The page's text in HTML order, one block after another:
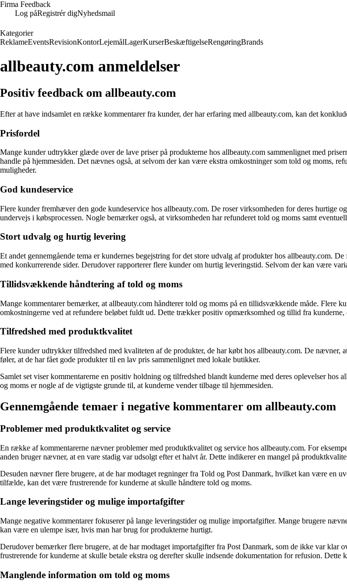
Firma Feedback
Log påRegistrér digNyhedsmail
Kategorier
ReklameEventsRevisionKontorLejemålLagerKurserBeskæftigelseRengøringBrands
allbeauty.com anmeldelser
Positiv feedback om allbeauty.com
Efter at have indsamlet en række kommentarer fra kunder, der har erfaring med allbeauty.com, kan det
Prisfordel
Mange kunder udtrykker glæde over de lave priser på produkterne hos allbeauty.com sammenlignet med
handle på hjemmesiden. Det nævnes også, at selvom der kan være ekstra omkostninger som told og moms,
muligheder.
God kundeservice
Flere kunder fremhæver den gode kundeservice hos allbeauty.com. De roser virksomheden for deres hurtige
undervejs i købsprocessen. Nogle bemærker også, at virksomheden har refunderet told og moms samt
Stort udvalg og hurtig levering
Et andet gennemgående tema er kundernes begejstring for det store udvalg af produkter hos allbeauty.com.
med konkurrerende sider. Derudover rapporterer flere kunder om hurtig leveringstid. Selvom der kan være
Tillidsvækkende håndtering af told og moms
Mange kommentarer bemærker, at allbeauty.com håndterer told og moms på en tillidsvækkende måde.
omkostningerne ved at refundere beløbet fuldt ud. Dette trækker positiv opmærksomhed og tillid fra
Tilfredshed med produktkvalitet
Flere kunder udtrykker tilfredshed med kvaliteten af ​​de produkter, de har købt hos allbeauty.com. De
føler, at de har fået gode produkter til en lav pris sammenlignet med lokale butikker.
Samlet set viser kommentarerne en positiv holdning og tilfredshed blandt kunderne med deres oplevelser
og moms er nogle af de vigtigste grunde til, at kunderne vender tilbage til hjemmesiden.
Gennemgående temaer i negative kommentarer om allbeauty.com
Problemer med produktkvalitet og service
En række af kommentarerne nævner problemer med produktkvalitet og service hos allbeauty.com. For
anden bruger nævner, at en vare stadig var udsolgt efter et halvt år. Dette indikerer en mangel på
Desuden nævner flere brugere, at de har modtaget regninger fra Told og Post Danmark, hvilket kan være en
tilfælde, kan det være frustrerende for kunderne at skulle håndtere told og moms.
Lange leveringstider og mulige importafgifter
Mange negative kommentarer fokuserer på lange leveringstider og mulige importafgifter. Mange brugere
kan være en ulempe især, hvis man har brug for produkterne hurtigt.
Derudover bemærker flere brugere, at de har modtaget importafgifter fra Post Danmark, som de ikke var
frustrerende for kunderne at skulle betale ekstra og derefter skulle indsende dokumentation for refusion.
Manglende information om told og moms